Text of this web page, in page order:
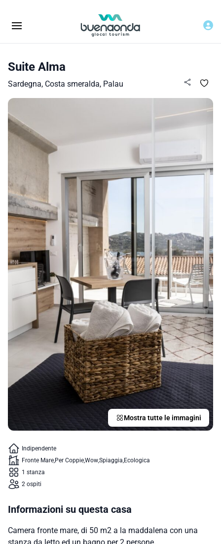
Suite Alma
Sardegna, Costa smeralda, Palau
Mostra tutte le immagini
Indipendente
Fronte Mare Per CoppieWowSpiaggia Ecologica
1 stanza
2 ospiti
Informazioni su questa casa
Camera fronte mare, di 50 m2 a la maddalena con una
stanza da letto ed un bagno per 2 persone.